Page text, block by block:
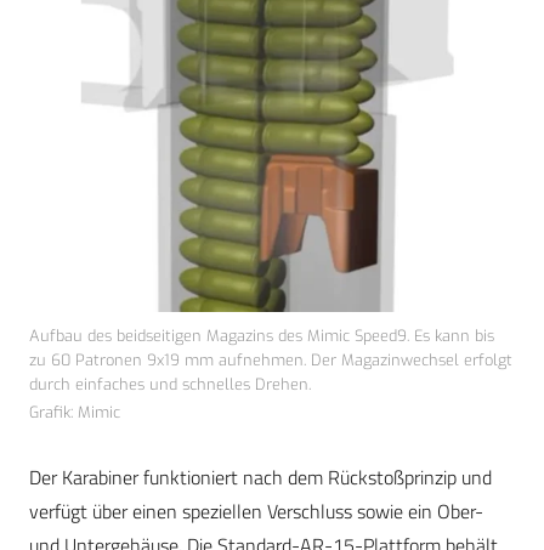
Aufbau des beidseitigen Magazins des Mimic Speed9. Es kann bis
zu 60 Patronen 9x19 mm aufnehmen. Der Magazinwechsel erfolgt
durch einfaches und schnelles Drehen.
Grafik: Mimic
Der Karabiner funktioniert nach dem Rückstoßprinzip und
verfügt über einen speziellen Verschluss sowie ein Ober-